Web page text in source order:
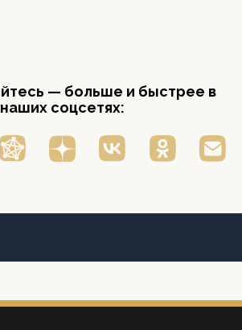
— больше и быстрее в
наших соцсетях: